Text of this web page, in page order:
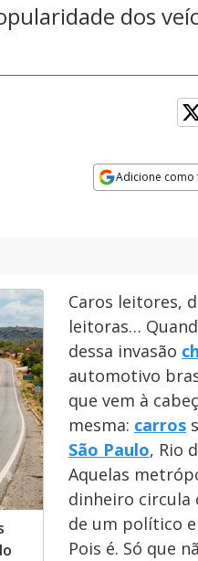
dos
Adicione como
Caros leitores,
leitoras…
dessa invasão
automotivo
que vem à
mesma: carros
São Paulo, Rio
Aquelas
dinheiro circula
de um político
Pois é. Só que